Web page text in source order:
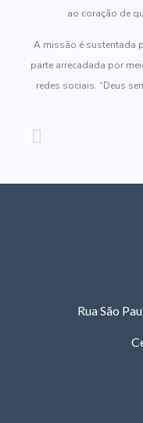
ao coração de
A missão é sustentada
parte arrecadada por
redes sociais. “Deus
Rua São